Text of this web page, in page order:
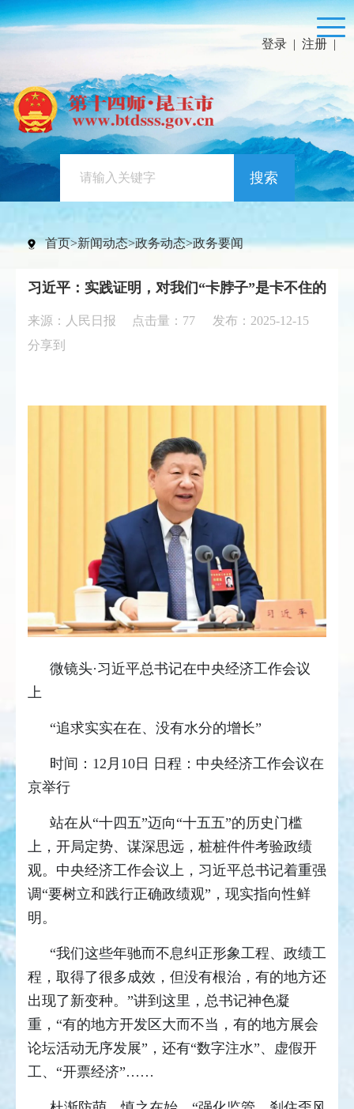
登录 | 注册 |
搜索
首页>新闻动态>政务动态>政务要闻
习近平：实践证明，对我们“卡脖子”是卡不住的
来源：人民日报 点击量： 77
发布：2025-12-15
分享到
微镜头·习近平总书记在中央经济工作会议
上
“追求实实在在、没有水分的增长”
时间：12月10日 日程：中央经济工作会议在
京举行
站在从“十四五”迈向“十五五”的历史门槛
上，开局定势、谋深思远，桩桩件件考验政绩
观。中央经济工作会议上，习近平总书记着重强
调“要树立和践行正确政绩观”，现实指向性鲜
明。
“我们这些年驰而不息纠正形象工程、政绩工
程，取得了很多成效，但没有根治，有的地方还
出现了新变种。”讲到这里，总书记神色凝
重，“有的地方开发区大而不当，有的地方展会
论坛活动无序发展”，还有“数字注水”、虚假开
工、“开票经济”……